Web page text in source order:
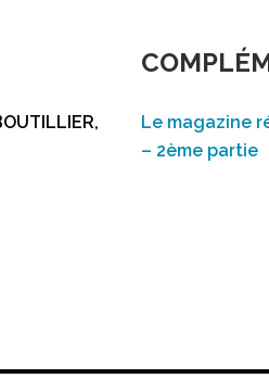
Le magazine
– 2ème partie